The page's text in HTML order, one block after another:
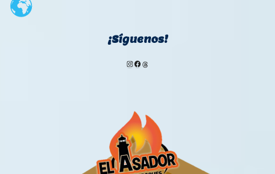
¡Síguenos!
Instagram
Facebook
Threads